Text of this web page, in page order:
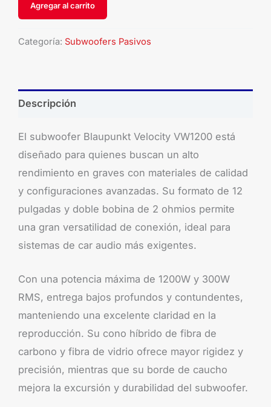
Agregar al carrito
Categoría: Subwoofers Pasivos
Descripción
El subwoofer Blaupunkt Velocity VW1200 está
diseñado para quienes buscan un alto
rendimiento en graves con materiales de calidad
y configuraciones avanzadas. Su formato de 12
pulgadas y doble bobina de 2 ohmios permite
una gran versatilidad de conexión, ideal para
sistemas de car audio más exigentes.
Con una potencia máxima de 1200W y 300W
RMS, entrega bajos profundos y contundentes,
manteniendo una excelente claridad en la
reproducción. Su cono híbrido de fibra de
carbono y fibra de vidrio ofrece mayor rigidez y
precisión, mientras que su borde de caucho
mejora la excursión y durabilidad del subwoofer.